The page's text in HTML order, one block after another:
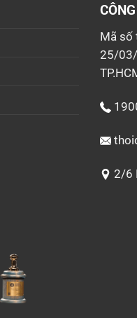
Mã số
25/03/
2/6